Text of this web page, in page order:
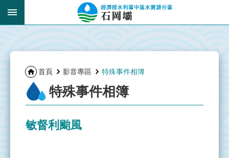
跳到主要內容區塊
首頁 影音專區 特殊事件相簿
特殊事件相簿
敏督利颱風